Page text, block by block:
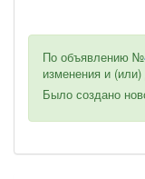
По объявлению №
изменения и
Было создано